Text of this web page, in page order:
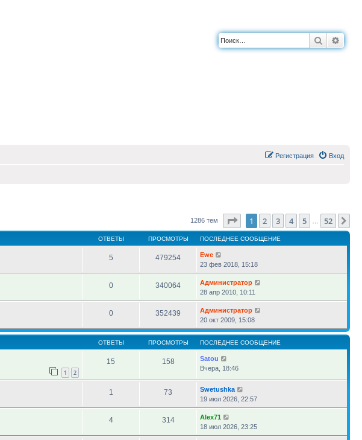
Поиск
Вход
Регистрация
1286 тем Страница1 из 52
1 2 3 4 5 52
ОТВЕТЫ ПРОСМОТРЫ ПОСЛЕДНЕЕ СООБЩЕНИЕ
5 479254
Ewe
23 фев 2018, 15:18
0 340064
Администратор
28 апр 2010, 10:11
0 352439
Администратор
20 окт 2009, 15:08
ОТВЕТЫ ПРОСМОТРЫ ПОСЛЕДНЕЕ СООБЩЕНИЕ
1 2
15 158
Satou
Вчера, 18:46
1 73
Swetushka
19 июл 2026, 22:57
4 314
Alex71
18 июл 2026, 23:25